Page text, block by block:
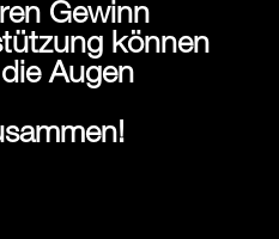
Gewinn
können
Augen